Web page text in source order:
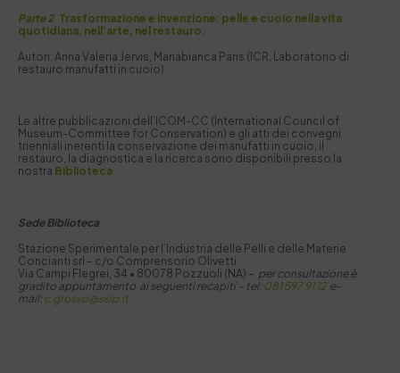
Parte 2 Trasformazione e invenzione: pelle e cuoio nella vita
quotidiana, nell’arte, nel restauro.
Autori: Anna Valeria Jervis, Mariabianca Paris (ICR, Laboratorio di
restauro manufatti in cuoio)
Le altre pubblicazioni dell’ICOM-CC (International Council of
Museum-Committee for Conservation) e gli atti dei convegni
trienniali inerenti la conservazione dei manufatti in cuoio, il
restauro, la diagnostica e la ricerca sono disponibili presso la
nostra Biblioteca
Sede Biblioteca
Stazione Sperimentale per I’Industria delle Pelli e delle Materie
Concianti srl – c/o Comprensorio Olivetti
Via Campi Flegrei, 34 • 80078 Pozzuoli (NA) – per consultazione è
gradito appuntamento ai seguenti recapiti – tel: 081 597 91 12e-
mail:c.grosso@ssip.it